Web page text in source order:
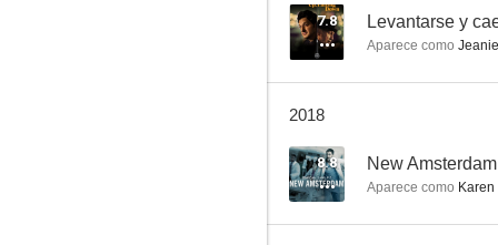
7.8 Levantarse y
Aparece como
2018
8.8 New Amsterdam
Aparece como